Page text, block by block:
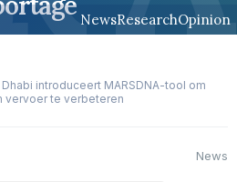
NewsResearchOpinion
Dhabi introduceert MARSDNA-tool om
vervoer te verbeteren
News